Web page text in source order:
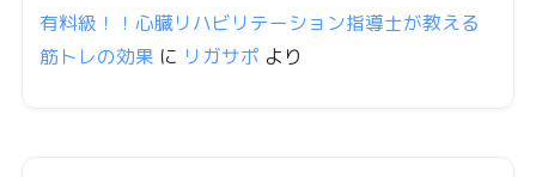
有料級！！心臓リハビリテーション指導士が教える
筋トレの効果 に リガサポ より